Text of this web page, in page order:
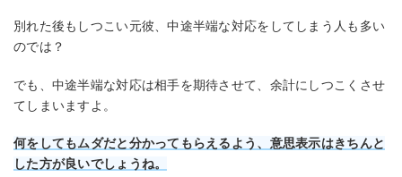
別れた後もしつこい元彼、中途半端な対応をしてしまう人も多い
のでは？
でも、中途半端な対応は相手を期待させて、余計にしつこくさせ
てしまいますよ。
何をしてもムダだと分かってもらえるよう、意思表示はきちんと
した方が良いでしょうね。